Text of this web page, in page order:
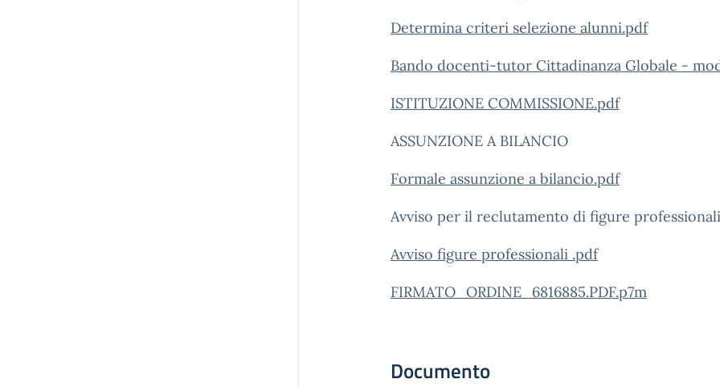
Determina criteri selezione alunni.pdf
Bando docenti-tutor Cittadinanza Globale -
ISTITUZIONE COMMISSIONE.pdf
ASSUNZIONE A BILANCIO
Formale assunzione a bilancio.pdf
Avviso per il reclutamento di figure professionali
Avviso figure professionali .pdf
FIRMATO_ORDINE_6816885.PDF.p7m
Documento